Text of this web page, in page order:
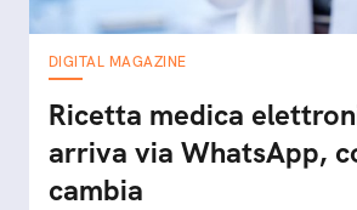
DIGITAL MAGAZINE
Ricetta medica
arriva via WhatsApp,
cambia